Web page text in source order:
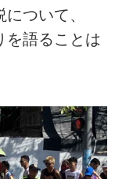
ついて、
を語ることは